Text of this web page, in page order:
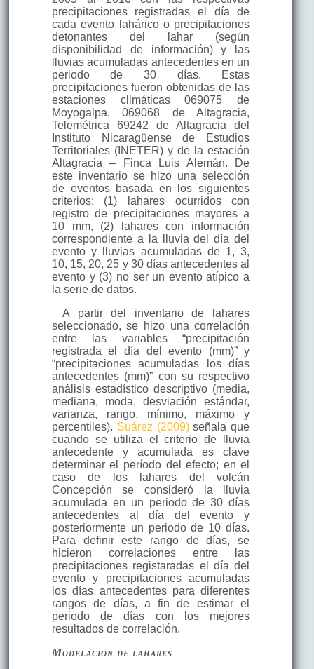
precipitaciones registradas el día de
cada evento lahárico o precipitaciones
detonantes del lahar (según
disponibilidad de información) y las
lluvias acumuladas antecedentes en un
periodo de 30 días. Estas
precipitaciones fueron obtenidas de las
estaciones climáticas 069075 de
Moyogalpa, 069068 de Altagracia,
Telemétrica 69242 de Altagracia del
Instituto Nicaragüense de Estudios
Territoriales (INETER) y de la estación
Altagracia – Finca Luis Alemán. De
este inventario se hizo una selección
de eventos basada en los siguientes
criterios: (1) lahares ocurridos con
registro de precipitaciones mayores a
10 mm, (2) lahares con información
correspondiente a la lluvia del día del
evento y lluvias acumuladas de 1, 3,
10, 15, 20, 25 y 30 días antecedentes al
evento y (3) no ser un evento atípico a
la serie de datos.
A partir del inventario de lahares
seleccionado, se hizo una correlación
entre las variables “precipitación
registrada el día del evento (mm)” y
“precipitaciones acumuladas los días
antecedentes (mm)” con su respectivo
análisis estadístico descriptivo (media,
mediana, moda, desviación estándar,
varianza, rango, mínimo, máximo y
percentiles). Suárez (2009)señala que
cuando se utiliza el criterio de lluvia
antecedente y acumulada es clave
determinar el período del efecto; en el
caso de los lahares del volcán
Concepción se consideró la lluvia
acumulada en un periodo de 30 días
antecedentes al día del evento y
posteriormente un periodo de 10 días.
Para definir este rango de días, se
hicieron correlaciones entre las
precipitaciones registaradas el día del
evento y precipitaciones acumuladas
los días antecedentes para diferentes
rangos de días, a fin de estimar el
periodo de días con los mejores
resultados de correlación.
Modelación de lahares